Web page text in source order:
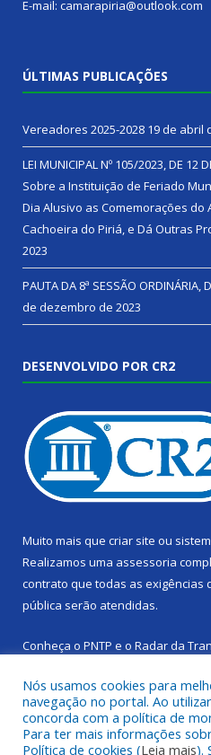
E-mail: camarapiria@outlook.com
ÚLTIMAS PUBLICAÇÕES
Vereadores 2025-2028 19 de abril
LEI MUNICIPAL Nº 105/2023, DE 12
Sobre a Instituição de Feriado
Dia Alusivo as Comemorações
Cachoeira do Piriá, e Dá Outras
2023
PAUTA DA 8ª SESSÃO ORDINÁRIA,
de dezembro de 2023
DESENVOLVIDO POR CR2
Muito mais que criar site ou
Realizamos uma assessoria
contrato que todas as exigências
pública serão atendidas.
Conheça o PNTP e o Radar da
Todos os direitos reservados a
Nós usamos cookies para
navegação no portal. Ao
concorda com a política de
Para ter mais informações
Política de cookies (Leia mais).